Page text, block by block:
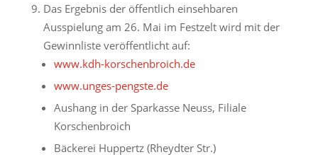
Das Ergebnis der öffentlich einsehbaren
Ausspielung am 26. Mai im Festzelt wird mit der
Gewinnliste veröffentlicht auf:
www.kdh-korschenbroich.de
www.unges-pengste.de
Aushang in der Sparkasse Neuss, Filiale
Korschenbroich
Bäckerei Huppertz (Rheydter Str.)